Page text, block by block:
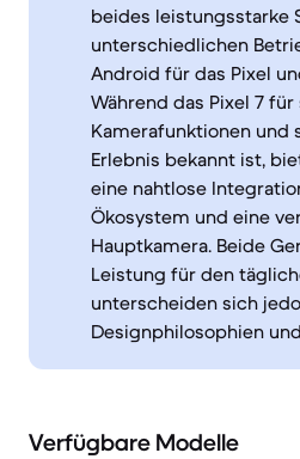
beides leistungsstarke
unterschiedlichen
Android für das Pixel
Während das Pixel 7 für
Kamerafunktionen und
Erlebnis bekannt ist,
eine nahtlose
Ökosystem und eine
Hauptkamera. Beide
Leistung für den
unterscheiden sich
Designphilosophien
Verfügbare Modelle